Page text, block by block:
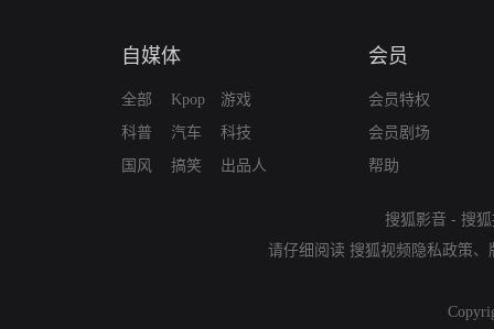
自媒体
全部
科普
国风
Kpop
汽车
搞笑
游戏
科技
出品人
会员
会员特权
会员剧场
帮助
搜狐影音 - 搜
请仔细阅读 搜狐视频隐私政策、